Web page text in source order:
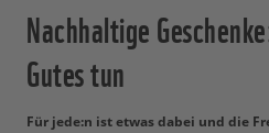
Nachhaltige
Gutes tun
Für jede:n ist etwas dabei und die